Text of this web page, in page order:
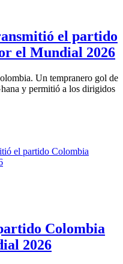
el partido
el Mundial 2026
Un tempranero gol de
y permitió a los dirigidos
Colombia
2026